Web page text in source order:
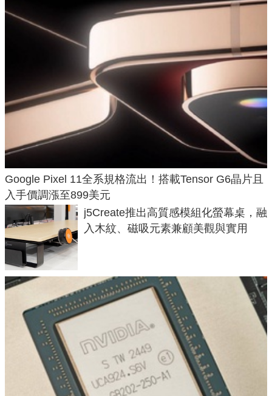
Google Pixel 11全系規格流出！搭載Tensor G6晶片且
入手價調漲至899美元
j5Create推出高質感模組化螢幕桌，融
入木紋、磁吸元素兼顧美觀與實用